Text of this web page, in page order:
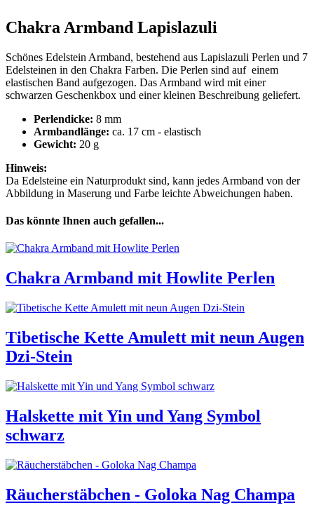
Chakra Armband Lapislazuli
Schönes Edelstein Armband, bestehend aus Lapislazuli Perlen und 7
Edelsteinen in den Chakra Farben. Die Perlen sind auf einem
elastischen Band aufgezogen. Das Armband wird mit einer
schwarzen Geschenkbox und einer kleinen Beschreibung geliefert.
Perlendicke: 8 mm
Armbandlänge: ca. 17 cm - elastisch
Gewicht: 20 g
Hinweis:
Da Edelsteine ein Naturprodukt sind, kann jedes Armband von der
Abbildung in Maserung und Farbe leichte Abweichungen haben.
Das könnte Ihnen auch gefallen...
Chakra Armband mit Howlite Perlen
Tibetische Kette Amulett mit neun Augen
Dzi-Stein
Halskette mit Yin und Yang Symbol
schwarz
Räucherstäbchen - Goloka Nag Champa